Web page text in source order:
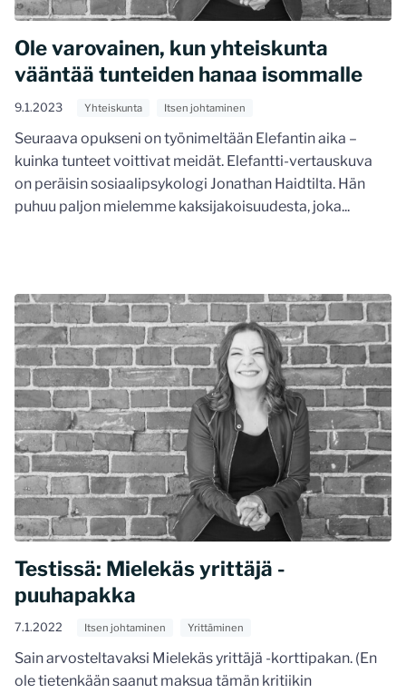
Ole varovainen, kun yhteiskunta
vääntää tunteiden hanaa isommalle
9.1.2023 Yhteiskunta Itsen johtaminen
Seuraava opukseni on työnimeltään Elefantin aika –
kuinka tunteet voittivat meidät. Elefantti-vertauskuva
on peräisin sosiaalipsykologi Jonathan Haidtilta. Hän
puhuu paljon mielemme kaksijakoisuudesta, joka...
Testissä: Mielekäs yrittäjä -
puuhapakka
7.1.2022 Itsen johtaminen Yrittäminen
Sain arvosteltavaksi Mielekäs yrittäjä -korttipakan. (En
ole tietenkään saanut maksua tämän kritiikin